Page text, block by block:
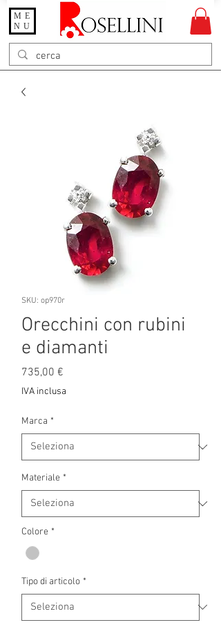
Gioielleria Rosellini
Rosellini online
ME
NU
SKU: op970r
Orecchini con rubini
e diamanti
735,00 €
IVA inclusa
Marca *
Materiale *
Colore *
Tipo di articolo *